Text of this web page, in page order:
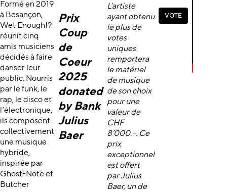
Formé en 2019
à Besançon,
Wet Enough!?
réunit cinq
amis musiciens
décidés à faire
danser leur
public. Nourris
par le funk, le
rap, le disco et
l’électronique,
ils composent
collectivement
une musique
hybride,
inspirée par
Ghost-Note et
Butcher
Prix
Coup
de
Coeur
2025
donated
by Bank
Julius
Baer
L’artiste
ayant obtenu
le plus de
votes
uniques
remportera
le matériel
de musique
de son choix
pour une
valeur de
CHF
8’000.–. Ce
prix
exceptionnel
est offert
parJulius
Baer, un de
VO
E
VOTE